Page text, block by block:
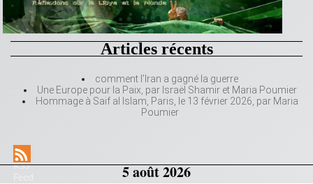
Articles récents
comment l’Iran a gagné la guerre
Une Europe pour la Paix, par Israël Shamir et Maria Poumier
Hommage à Saif al Islam, Paris, le 13 février 2026, par Maria
Poumier
RSS
Feed
5 août 2026